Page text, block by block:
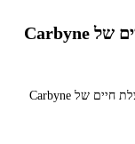
חברת נתיב תנגיש טכנולוגיה להצלת חיים של Carbyne
חברת נתיב תנגיש טכנולוגיה להצלת חיים של Carbyne